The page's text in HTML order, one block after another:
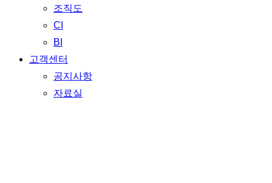
조직도
CI
BI
고객센터
공지사항
자료실